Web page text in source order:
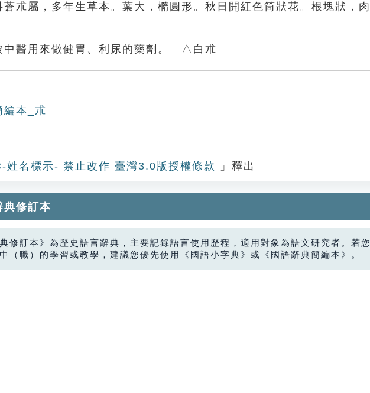
蒼朮屬，多年生草本。葉大，橢圓形。秋日開紅色筒狀花。根塊狀，
中醫用來做健胃、利尿的藥劑。 △白朮
編本_朮
姓名標示- 禁止改作 臺灣3.0版授權條款 」釋出
典修訂本
典修訂本》為歷史語言辭典，主要記錄語言使用歷程，適用對象為語文研究者。若
（職）的學習或教學，建議您優先使用《國語小字典》或《國語辭典簡編本》。